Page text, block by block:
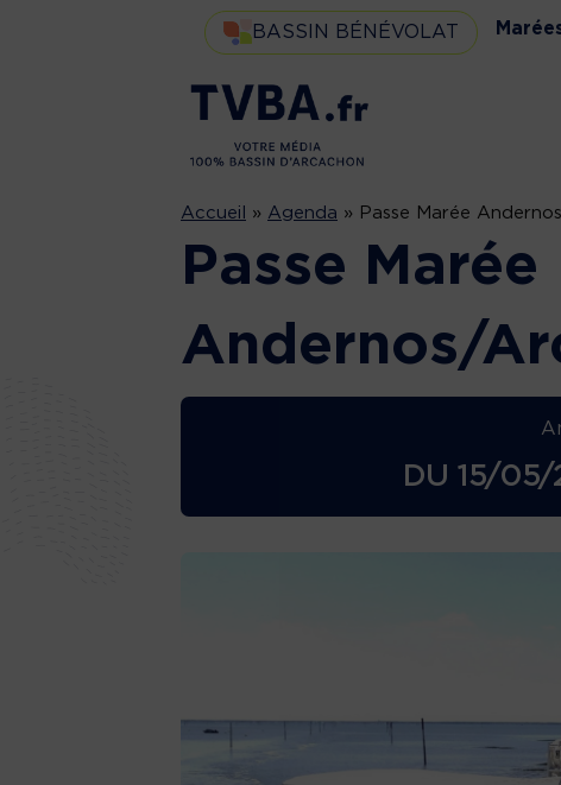
BASSIN BÉNÉVOLAT
Accueil » Agenda » Passe Marée
Passe Marée
Andernos/
DU 15/05/